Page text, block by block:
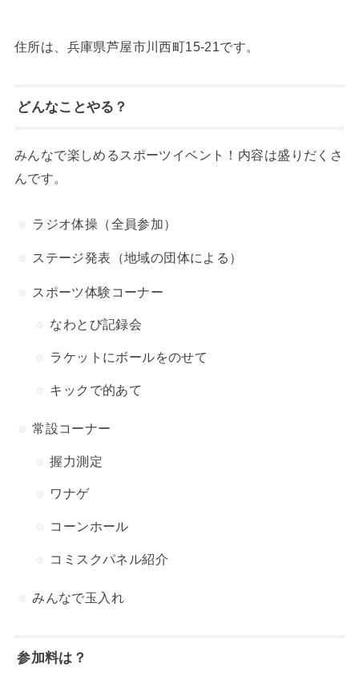
住所は、兵庫県芦屋市川西町15-21です。
どんなことやる？
みんなで楽しめるスポーツイベント！内容は盛りだくさ
んです。
ラジオ体操（全員参加）
ステージ発表（地域の団体による）
スポーツ体験コーナー
なわとび記録会
ラケットにボールをのせて
キックで的あて
常設コーナー
握力測定
ワナゲ
コーンホール
コミスクパネル紹介
みんなで玉入れ
参加料は？